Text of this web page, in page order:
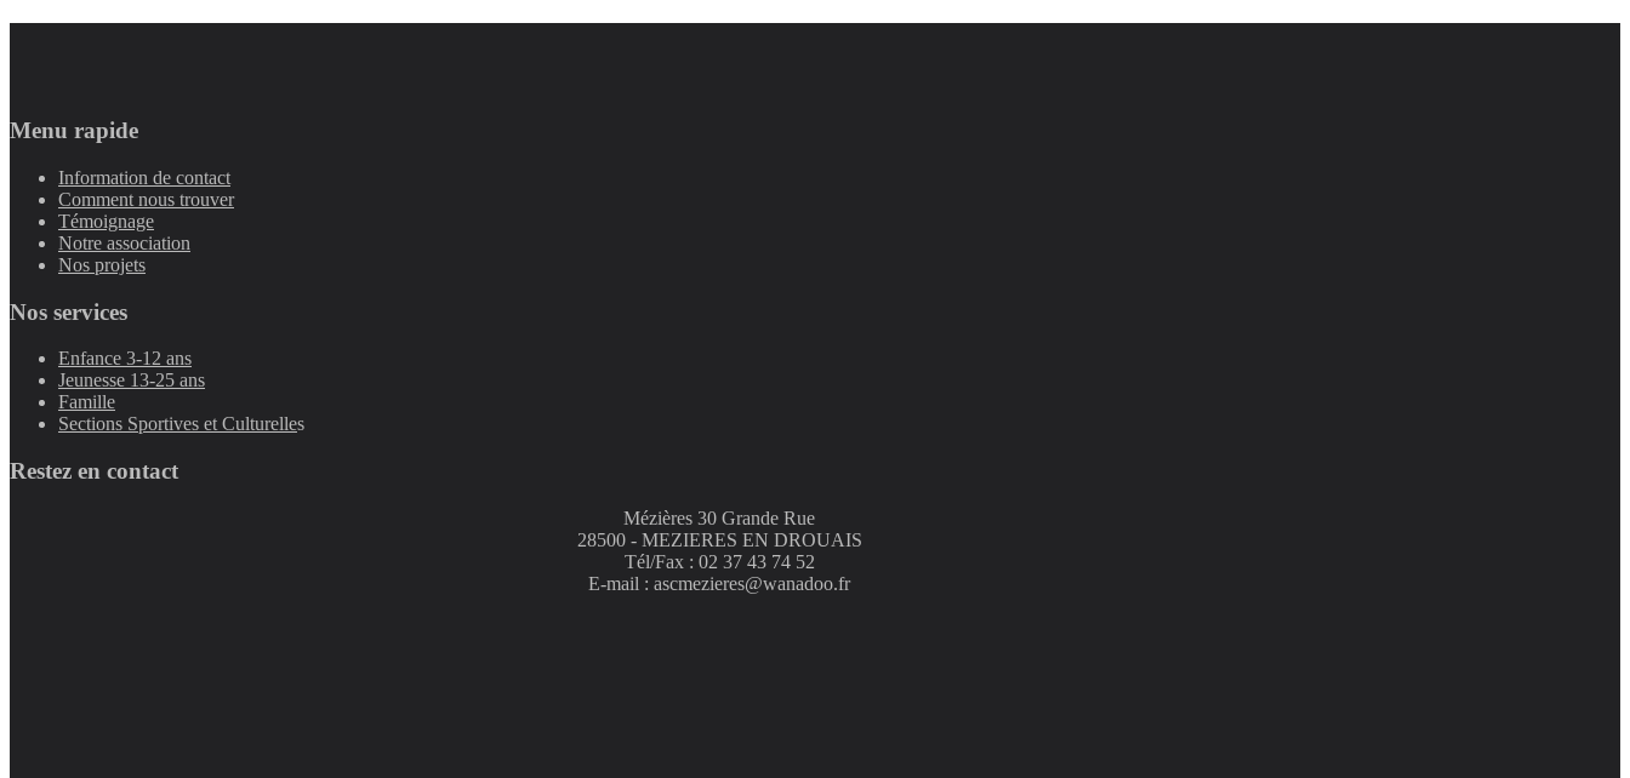
Menu rapide
Information de contact
Comment nous trouver
Témoignage
Notre association
Nos projets
Nos services
Enfance 3-12 ans
Jeunesse 13-25 ans
Famille
Sections Sportives et Culturelles
Restez en contact
Mézières 30 Grande Rue
28500 - MEZIERES EN DROUAIS
Tél/Fax : 02 37 43 74 52
E-mail : ascmezieres@wanadoo.fr